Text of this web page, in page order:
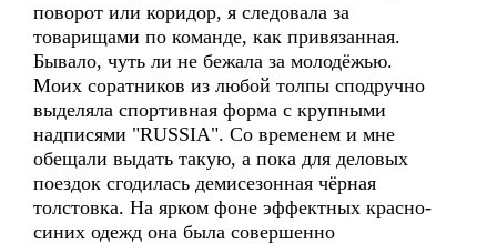
поворот или коридор, я следовала за
товарищами по команде, как привязанная.
Бывало, чуть ли не бежала за молодёжью.
Моих соратников из любой толпы сподручно
выделяла спортивная форма с крупными
надписями "RUSSIA". Со временем и мне
обещали выдать такую, а пока для деловых
поездок сгодилась демисезонная чёрная
толстовка. На ярком фоне эффектных красно-
синих одежд она была совершенно